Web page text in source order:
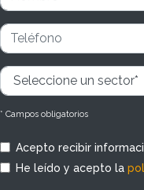
* Campos obligatorios
Acepto recibir
He leído y acepto la